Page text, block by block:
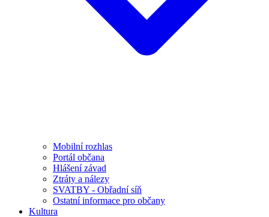
Mobilní rozhlas
Portál občana
Hlášení závad
Ztráty a nálezy
SVATBY - Obřadní síň
Ostatní informace pro občany
Kultura